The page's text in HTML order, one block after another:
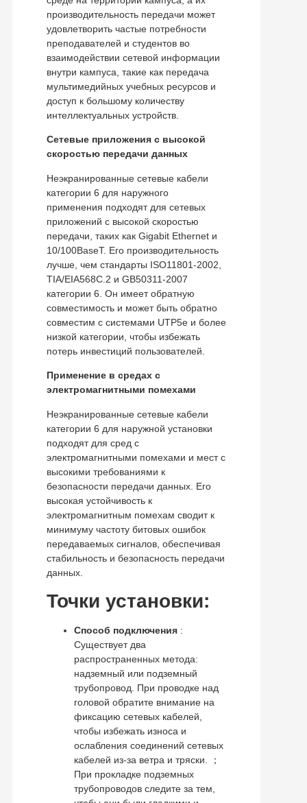
производительность передачи может
удовлетворить частые потребности
преподавателей и студентов во
взаимодействии сетевой информации
внутри кампуса, такие как передача
мультимедийных учебных ресурсов и
доступ к большому количеству
интеллектуальных устройств.
Сетевые приложения с высокой
скоростью передачи данных
Неэкранированные сетевые кабели
категории 6 для наружного
применения подходят для сетевых
приложений с высокой скоростью
передачи, таких как Gigabit Ethernet и
10/100BaseT. Его производительность
лучше, чем стандарты ISO11801-2002,
TIA/EIA568C.2 и GB50311-2007
категории 6. Он имеет обратную
совместимость и может быть обратно
совместим с системами UTP5e и более
низкой категории, чтобы избежать
потерь инвестиций пользователей.
Применение в средах с
электромагнитными помехами
Неэкранированные сетевые кабели
категории 6 для наружной установки
подходят для сред с
электромагнитными помехами и мест с
высокими требованиями к
безопасности передачи данных. Его
высокая устойчивость к
электромагнитным помехам сводит к
минимуму частоту битовых ошибок
передаваемых сигналов, обеспечивая
стабильность и безопасность передачи
данных.
Точки установки:
Способ подключения :
Существует два
распространенных метода:
надземный или подземный
трубопровод. При проводке над
головой обратите внимание на
фиксацию сетевых кабелей,
чтобы избежать износа и
ослабления соединений сетевых
кабелей из-за ветра и тряски. ；
При прокладке подземных
трубопроводов следите за тем,